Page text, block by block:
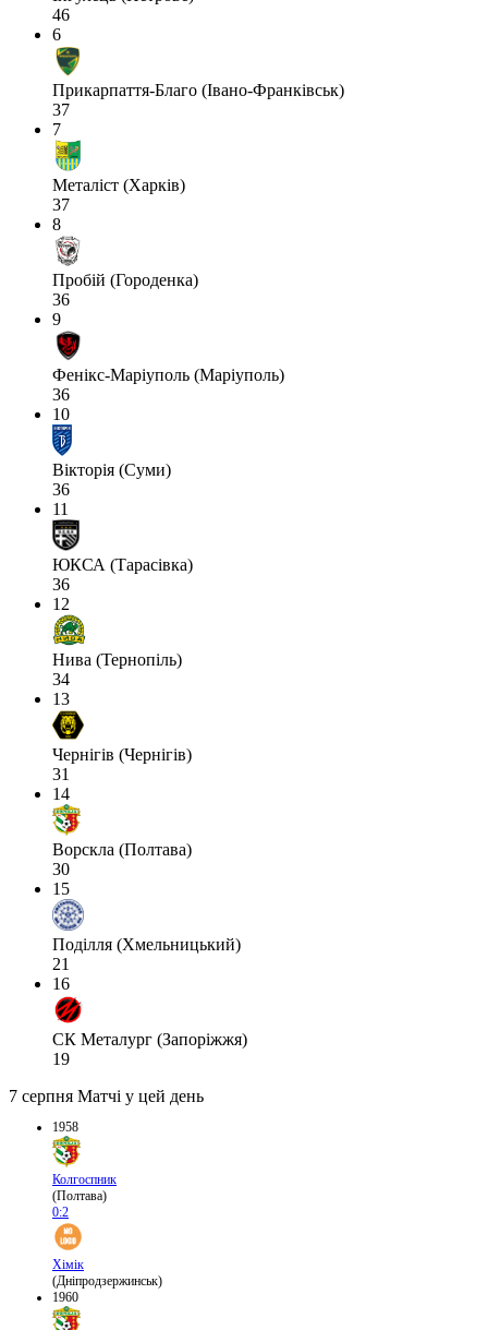
46
6
Прикарпаття-Благо (Івано-Франківськ)
37
7
Металіст (Харків)
37
8
Пробій (Городенка)
36
9
Фенікс-Маріуполь (Маріуполь)
36
10
Вікторія (Суми)
36
11
ЮКСА (Тарасівка)
36
12
Нива (Тернопіль)
34
13
Чернігів (Чернігів)
31
14
Ворскла (Полтава)
30
15
Поділля (Хмельницький)
21
16
СК Металург (Запоріжжя)
19
7 серпня Матчі у цей день
1958
Колгоспник
(Полтава)
0:2
Хімік
(Дніпродзержинськ)
1960